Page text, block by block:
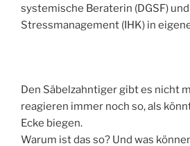
systemische Beraterin (DGSF)
Stressmanagement (IHK) in
Den Säbelzahntiger gibt es nicht
reagieren immer noch so, als
Ecke biegen.
Warum ist das so? Und was